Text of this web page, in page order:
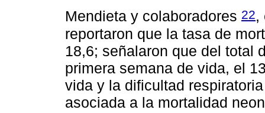
Mendieta y colaboradores 22,
reportaron que la tasa de
18,6; señalaron que del total
primera semana de vida, el
vida y la dificultad
asociada a la mortalidad